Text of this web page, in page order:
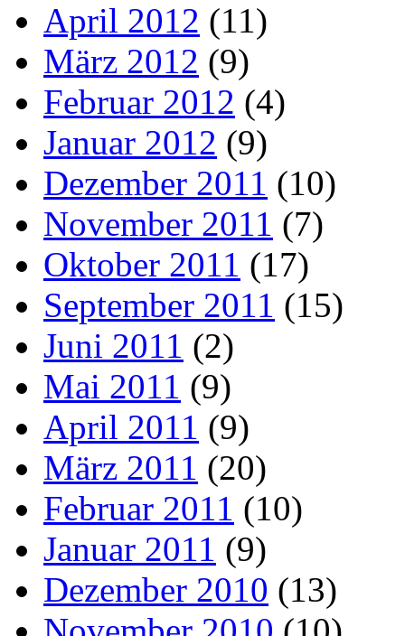
April 2012 (11)
März 2012 (9)
Februar 2012 (4)
Januar 2012 (9)
Dezember 2011 (10)
November 2011 (7)
Oktober 2011 (17)
September 2011 (15)
Juni 2011 (2)
Mai 2011 (9)
April 2011 (9)
März 2011 (20)
Februar 2011 (10)
Januar 2011 (9)
Dezember 2010 (13)